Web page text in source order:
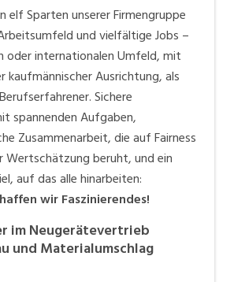
elf Sparten unserer Firmengruppe
und vielfältige Jobs –
oder internationalen Umfeld, mit
kaufmännischer Ausrichtung, als
Sichere
spannenden Aufgaben,
Zusammenarbeit, die auf Fairness
Wertschätzung beruht, und ein
auf das alle hinarbeiten:
wir Faszinierendes!
im Neugerätevertrieb
und Materialumschlag